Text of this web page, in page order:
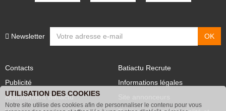
Publicité
Abonnement Batiactu
Site annonceurs
UTILISATION DES COOKIES
Notre site utilise des cookies afin de personnaliser le contenu pour vous